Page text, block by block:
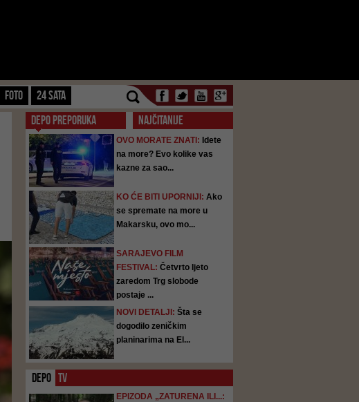
FOTO 24 SATA
DEPO PREPORUKA NAJČITANIJE
OVO MORATE ZNATI: Idete
na more? Evo kolike vas
kazne za sao...
KO ĆE BITI UPORNIJI: Ako
se spremate na more u
Makarsku, ovo mo...
SARAJEVO FILM
FESTIVAL: Četvrto ljeto
zaredom Trg slobode
postaje ...
NOVI DETALJI: Šta se
dogodilo zeničkim
planinarima na El...
DEPO TV
EPIZODA „ZATURENA ILI...: